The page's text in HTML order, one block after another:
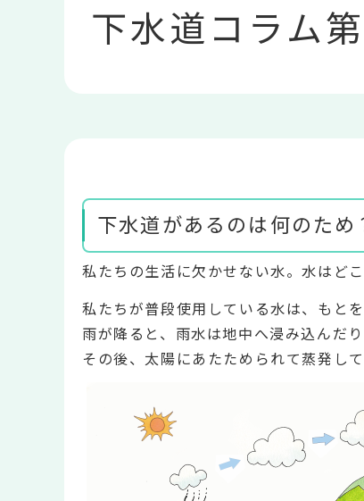
下水道コラム
下水道があるのは何のため
私たちの生活に欠かせない水。水はど
私たちが普段使用している水は、もと
雨が降ると、雨水は地中へ浸み込んだ
その後、太陽にあたためられて蒸発し